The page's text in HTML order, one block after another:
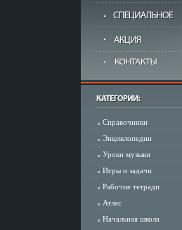
Справочники
Энциклопедии
Уроки музыки
Игры и задачи
Рабочие тетради
Атлас
Начальная школа